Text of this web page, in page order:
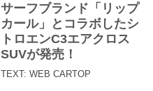
サーフブランド「リップ
カール」とコラボしたシ
トロエンC3エアクロス
SUVが発売！
TEXT: WEB CARTOP